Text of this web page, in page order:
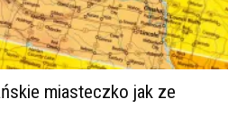
miasteczko jak ze